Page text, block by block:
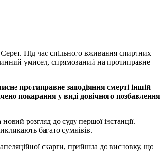
Під час спільного вживання спиртних
умисел, спрямований на протиправне
протиправне заподіяння смерті іншій
покарання у виді довічного позбавлення
розгляд до суду першої інстанції.
багато сумнівів.
апеляційної скарги, прийшла до висновку, що